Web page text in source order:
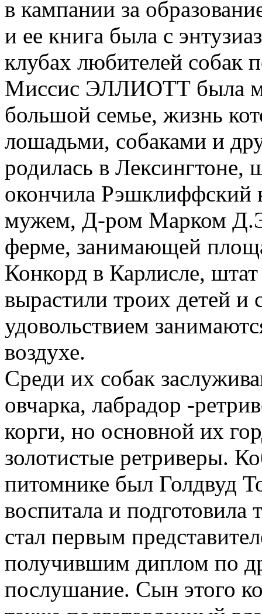
в кампании за
и ее книга была с
клубах любителей собак
Миссис ЭЛЛИОТТ была
большой семье, жизнь
лошадьми, собаками и
родилась в Лексингтоне,
окончила Рэшклиффский
мужем, Д-ром Марком
ферме, занимающей
Конкорд в Карлисле,
вырастили троих детей
удовольствием
воздухе.
Среди их собак
овчарка, лабрадор -
корги, но основной их
золотистые ретриверы.
питомнике был Голдвуд
воспитала и подготовила
стал первым
получившим диплом по
послушание. Сын этого